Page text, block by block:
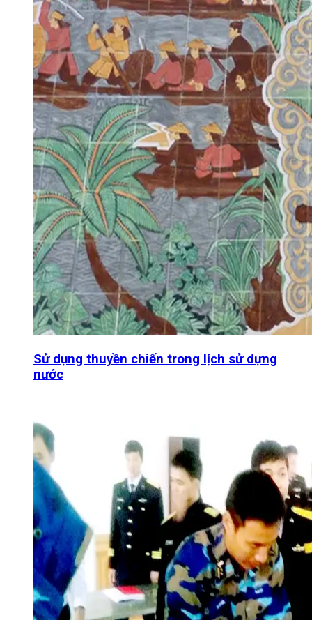
Sử dụng thuyền chiến trong lịch sử dựng
nước